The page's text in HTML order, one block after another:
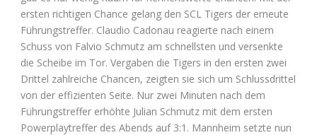
ersten richtigen Chance gelang den SCL Tigers der erneute
Führungstreffer. Claudio Cadonau reagierte nach einem
Schuss von Falvio Schmutz am schnellsten und versenkte
die Scheibe im Tor. Vergaben die Tigers in den ersten zwei
Drittel zahlreiche Chancen, zeigten sie sich um Schlussdrittel
von der effizienten Seite. Nur zwei Minuten nach dem
Führungstreffer erhöhte Julian Schmutz mit dem ersten
Powerplaytreffer des Abends auf 3:1. Mannheim setzte nun